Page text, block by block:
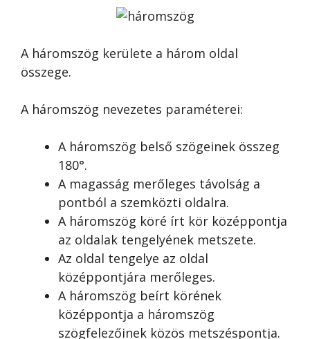
A háromszög kerülete a három oldal
összege.
A háromszög nevezetes paraméterei:
A háromszög belső szögeinek összeg
180°.
A magasság merőleges távolság a
pontból a szemközti oldalra.
A háromszög köré írt kör középpontja
az oldalak tengelyének metszete.
Az oldal tengelye az oldal
középpontjára merőleges.
A háromszög beírt körének
középpontja a háromszög
szögfelezőinek közös metszéspontja.